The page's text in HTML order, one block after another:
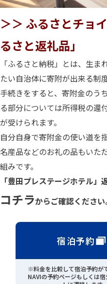
＞＞ ふるさとチョ
るさと返礼品」
「ふるさと納税」とは、生ま
たい自治体に寄附が出来る制度
手続きをすると、寄附金のう
る部分については所得税の還
が受けられます。
自分自身で寄附金の使い道を
名産品などのお礼の品もいた
組みです。
「豊田プレステージホテル」
コチラからご確認ください
宿泊予約
※料金を比較して宿泊予約が
NAVIの予約ページもしくは